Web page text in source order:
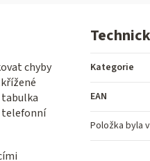
chyby
telefonní
Kategorie
EAN
Položka byla